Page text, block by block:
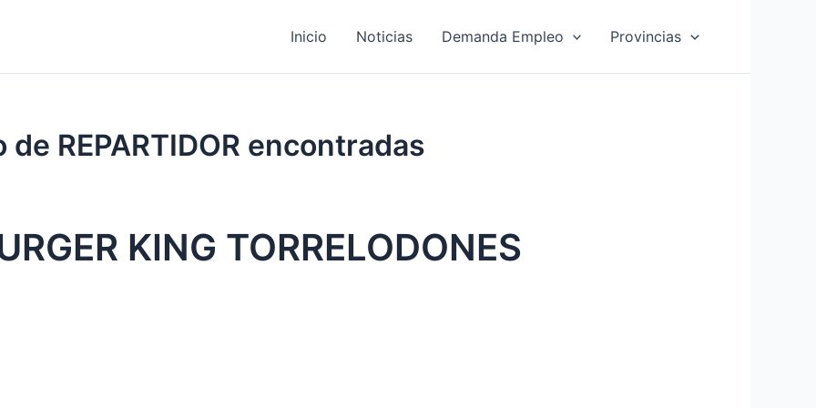
Inicio Noticias Demanda Empleo Provincias
REPARTIDOR encontradas
KING TORRELODONES